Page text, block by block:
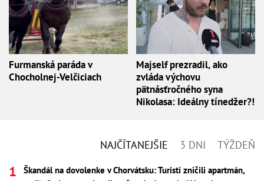
Furmanská paráda v
Chocholnej-Velčiciach
Majself prezradil, ako
zvláda výchovu
pätnásťročného syna
Nikolasa: Ideálny tínedžer?!
NAJČÍTANEJŠIE 3 DNI TÝŽDEŇ
Škandál na dovolenke v Chorvátsku: Turisti zničili apartmán,